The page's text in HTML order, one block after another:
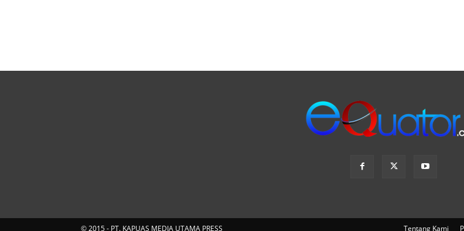
Tentang Kami
© 2015 - PT. KAPUAS MEDIA UTAMA PRESS